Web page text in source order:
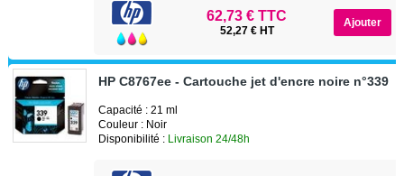
62,73 € TTC
52,27 € HT
HP C8767ee - Cartouche jet d'encre noire n°339
Capacité : 21 ml
Couleur : Noir
Disponibilité : Livraison 24/48h